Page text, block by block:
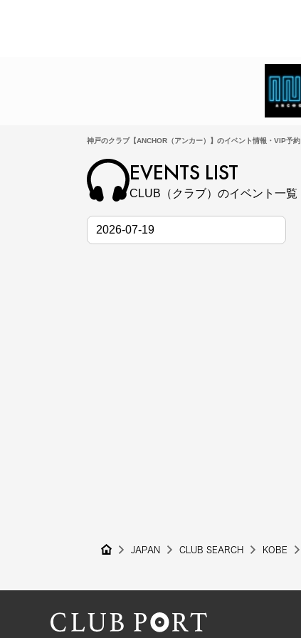
神戸のクラブ【ANCHOR（アンカー）】のイベント情報・VIP予約
EVENTS LIST
CLUB（クラブ）のイベント一覧
JAPAN CLUB SEARCH KOBE